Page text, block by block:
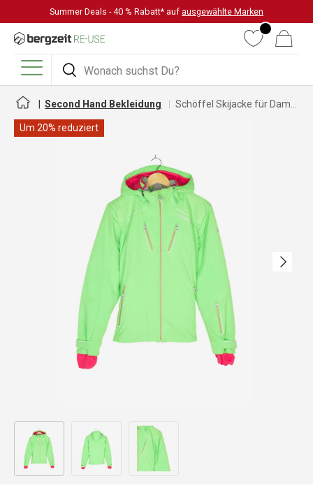
DIREKT ZUM INHALT
Summer Deals - 40 % Rabatt* auf ausgewählte Marken
Suchen
Suchen
WunschlisteWarenkorb
Menü
Second Hand Bekleidung
Um 20% reduziert
Nächste
Bild 1 in Galerieansicht laden